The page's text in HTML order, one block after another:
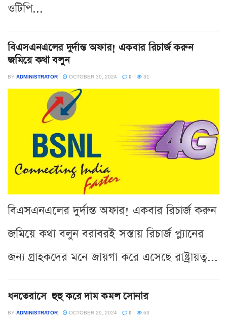
ওটিপি...
বিএসএনএলের দুর্দান্ত অফার! একবার রিচার্জ করুন
জমিয়ে কথা বলুন
BY ADMINISTRATOR OCTOBER 30, 2024 0 31
বিএসএনএলের দুর্দান্ত অফার! একবার রিচার্জ করুন
জমিয়ে কথা বলুন বরাবরই সস্তায় রিচার্জ প্ল্যানের
জন্য গ্রাহকদের মনে জায়গা করে এসেছে রাষ্ট্রায়ত্ব...
ধনতেরাসে হুহু করে দাম কমল সোনার
BY ADMINISTRATOR OCTOBER 29, 2024 0 63